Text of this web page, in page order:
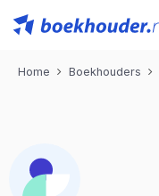
Home Boekhouders